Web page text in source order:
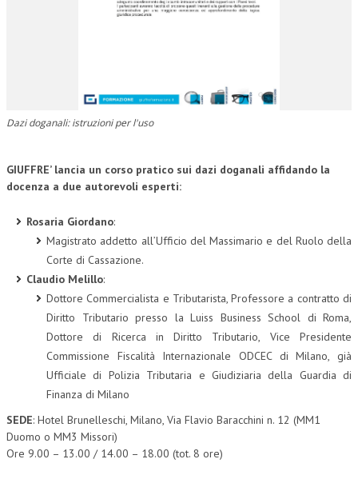
Dazi doganali: istruzioni per l'uso
GIUFFRE’ lancia un corso pratico sui dazi doganali affidando la
docenza a due autorevoli esperti:
Rosaria Giordano:
Magistrato addetto all’Ufficio del Massimario e del Ruolo della
Corte di Cassazione.
Claudio Melillo:
Dottore Commercialista e Tributarista, Professore a contratto di
Diritto Tributario presso la Luiss Business School di Roma,
Dottore di Ricerca in Diritto Tributario, Vice Presidente
Commissione Fiscalità Internazionale ODCEC di Milano, già
Ufficiale di Polizia Tributaria e Giudiziaria della Guardia di
Finanza di Milano
SEDE: Hotel Brunelleschi, Milano, Via Flavio Baracchini n. 12 (MM1
Duomo o MM3 Missori)
Ore 9.00 – 13.00 / 14.00 – 18.00 (tot. 8 ore)